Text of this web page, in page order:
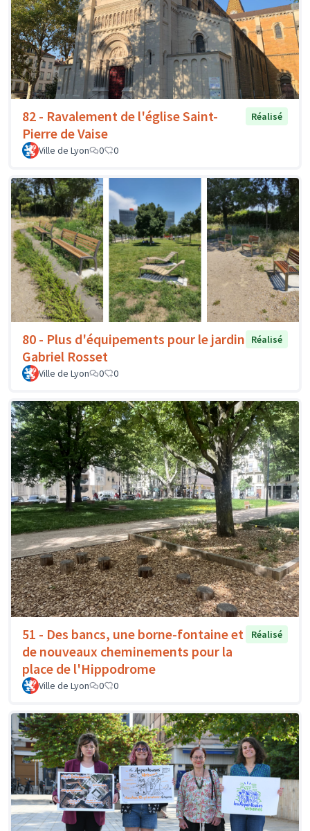
82 - Ravalement de l'église Saint-
Pierre de Vaise
Réalisé
Ville de Lyon 0 0
80 - Plus d'équipements pour le jardin
Gabriel Rosset
Réalisé
Ville de Lyon 0 0
51 - Des bancs, une borne-fontaine et
de nouveaux cheminements pour la
place de l'Hippodrome
Réalisé
Ville de Lyon 0 0